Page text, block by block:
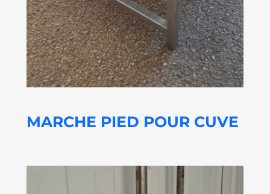
MARCHE PIED POUR CUVE